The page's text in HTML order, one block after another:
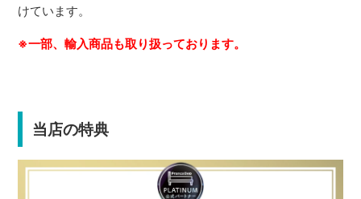
けています。
※一部、輸入商品も取り扱っております。
当店の特典